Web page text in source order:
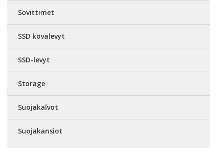
Sovittimet
SSD kovalevyt
SSD-levyt
Storage
Suojakalvot
Suojakansiot